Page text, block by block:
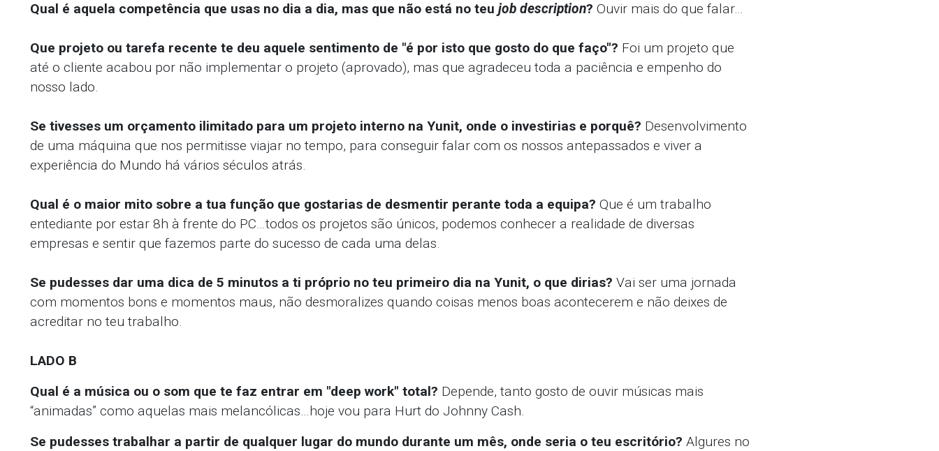
Qual é aquela competência que usas no dia a dia, mas que não está no teu job description? Ouvir mais do que falar…
Que projeto ou tarefa recente te deu aquele sentimento de "é por isto que gosto do que faço"? Foi um projeto que
até o cliente acabou por não implementar o projeto (aprovado), mas que agradeceu toda a paciência e empenho do
nosso lado.
Se tivesses um orçamento ilimitado para um projeto interno na Yunit, onde o investirias e porquê? Desenvolvimento
de uma máquina que nos permitisse viajar no tempo, para conseguir falar com os nossos antepassados e viver a
experiência do Mundo há vários séculos atrás.
Qual é o maior mito sobre a tua função que gostarias de desmentir perante toda a equipa? Que é um trabalho
entediante por estar 8h à frente do PC…todos os projetos são únicos, podemos conhecer a realidade de diversas
empresas e sentir que fazemos parte do sucesso de cada uma delas.
Se pudesses dar uma dica de 5 minutos a ti próprio no teu primeiro dia na Yunit, o que dirias? Vai ser uma jornada
com momentos bons e momentos maus, não desmoralizes quando coisas menos boas acontecerem e não deixes de
acreditar no teu trabalho.
LADO B
Qual é a música ou o som que te faz entrar em "deep work" total? Depende, tanto gosto de ouvir músicas mais
“animadas” como aquelas mais melancólicas…hoje vou para Hurt do Johnny Cash.
Se pudesses trabalhar a partir de qualquer lugar do mundo durante um mês, onde seria o teu escritório? Algures no